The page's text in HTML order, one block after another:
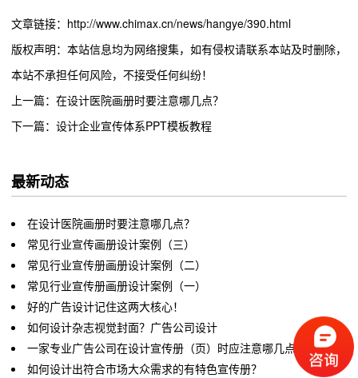
文章链接：http://www.chimax.cn/news/hangye/390.html
版权声明：本站信息均为网络搜集，如有侵权请联系本站及时删除，
本站不承担任何风险，不接受任何纠纷！
上一篇：在设计医院画册时要注意哪几点？
下一篇：设计企业宣传体系PPT模板教程
最新动态
在设计医院画册时要注意哪几点？
常见行业宣传画册设计案例（三）
常见行业宣传册画册设计案例（二）
常见行业宣传册画册设计案例（一）
好的广告设计记住这两大核心！
如何设计杂志视觉封面？广告公司设计
一家专业广告公司在设计宣传册（页）时应注意哪几点？
如何设计出符合市场大众需求的有特色宣传册？